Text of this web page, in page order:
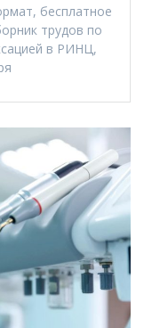
бесплатное
трудов по
в РИНЦ,